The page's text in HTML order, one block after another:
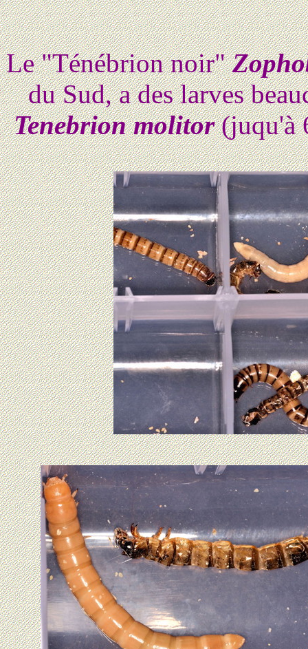
Le "Ténébrion noir"
du Sud, a des larves
Tenebrion molitor(juqu'à